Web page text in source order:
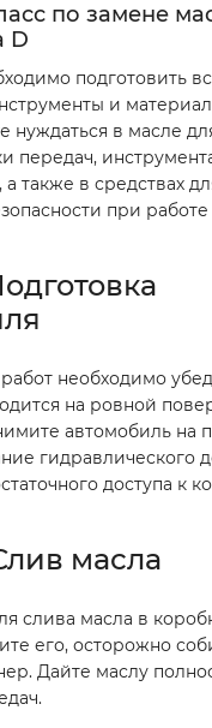
по замене
D
подготовить
и
нуждаться в масле
передач,
также в средствах
при
необходимо
на ровной
автомобиль на
гидравлического
доступа к
масла
слива масла в
его, осторожно
Дайте маслу